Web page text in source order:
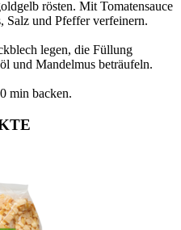
rösten. Mit Tomatensauce
Salz und Pfeffer verfeinern.
legen, die Füllung
und Mandelmus beträufeln.
min backen.